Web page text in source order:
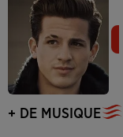
+ DE MUSIQUE